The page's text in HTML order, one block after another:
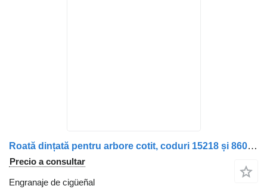
Roată dințată pentru arbore cotit, coduri 15218 și 8601 engranaje de cigüeñal para camión
Precio a consultar
Engranaje de cigüeñal